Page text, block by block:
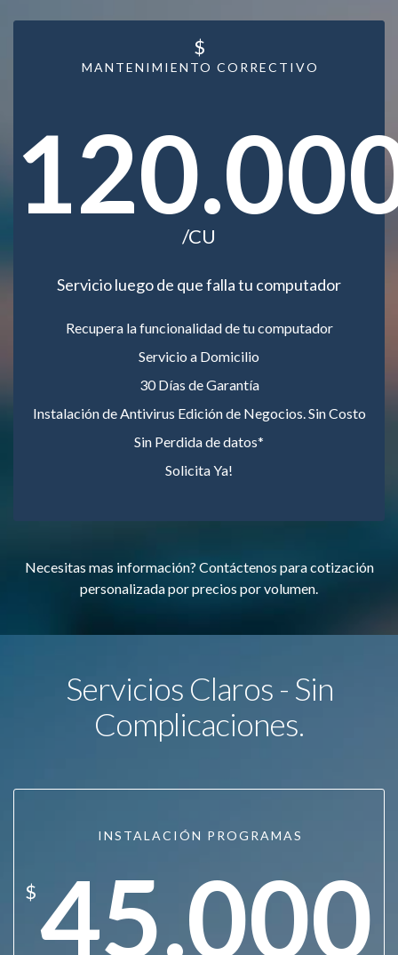
MANTENIMIENTO CORRECTIVO
$
/CU
Servicio luego de que falla tu computador
Recupera la funcionalidad de tu computador
Servicio a Domicilio
30 Días de Garantía
Instalación de Antivirus Edición de Negocios. Sin Costo
Sin Perdida de datos*
Solicita Ya!
Necesitas mas información? Contáctenos para cotización
personalizada por precios por volumen.
Servicios Claros - Sin
Complicaciones.
INSTALACIÓN PROGRAMAS
$45.000